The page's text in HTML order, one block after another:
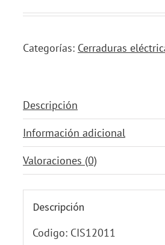
Categorías: Cerraduras
Descripción
Información adicional
Valoraciones (0)
Descripción
Codigo: CIS12011